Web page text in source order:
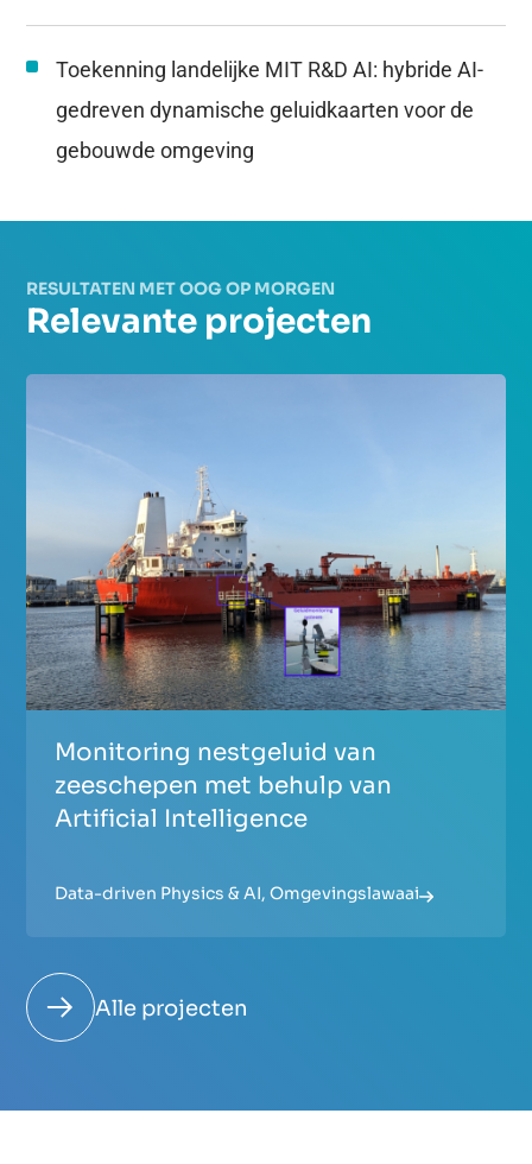
Toekenning landelijke MIT R&D AI: hybride AI-
gedreven dynamische geluidkaarten voor de
gebouwde omgeving
RESULTATEN MET OOG OP MORGEN
Relevante projecten
Monitoring nestgeluid van
zeeschepen met behulp van
Artificial Intelligence
Data-driven Physics & AI, Omgevingslawaai
Alle projecten